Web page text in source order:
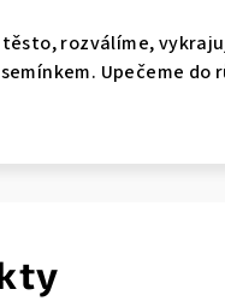
rozválíme,
Upečeme do